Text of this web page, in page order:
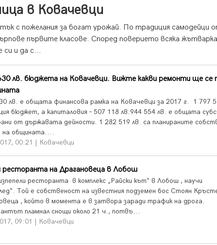
в Ковачевци
с пожелания за богат урожай. По традиция самодейци
първите класове. Според поверието всяка жътварка
си и да с...
лв. бюджета на Ковачевци. Вижте какви ремонти ще се
лв. е общата финансова рамка на Ковачевци за 2017 г. 1 797
бюджет, а капиталовия – 507 118 лв.944 554 лв. е общата
от държавата дейности. 1 282 519 лв. са планираните
на общината....
00:21 | Ковачевци
ресторанта на Драгановеца в Лобош
ресторанта в комплекс „Райски кът“ в Лобош , научи
Той е собственост на известния подземен бос Стоян
, който в момента е в затвора заради трафик на дрога.
пламнал снощи около 21 ч., потвъ...
09:01 | Ковачевци